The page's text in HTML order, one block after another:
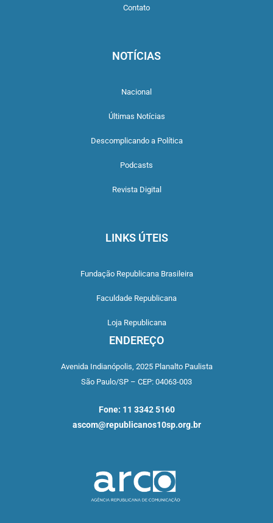
Contato
NOTÍCIAS
Nacional
Últimas Notícias
Descomplicando a Política
Podcasts
Revista Digital
LINKS ÚTEIS
Fundação Republicana Brasileira
Faculdade Republicana
Loja Republicana
ENDEREÇO
Avenida Indianópolis, 2025 Planalto Paulista
São Paulo/SP – CEP: 04063-003
Fone: 11 3342 5160
ascom@republicanos10sp.org.br